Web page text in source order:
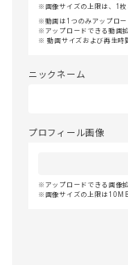
画像サイズの上限は、1枚
動画は1つのみアップロー
アップロードできる動画
動画サイズおよび再生時
ニックネーム
プロフィール画像
アップロードできる画
画像サイズの上限は10MB